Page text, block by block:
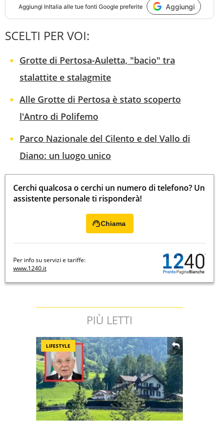
Aggiungi InItalia alle tue fonti Google preferite Aggiungi
SCELTI PER VOI:
Grotte di Pertosa-Auletta, "bacio" tra
stalattite e stalagmite
Alle Grotte di Pertosa è stato scoperto
l'Antro di Polifemo
Parco Nazionale del Cilento e del Vallo di
Diano: un luogo unico
Cerchi qualcosa o cerchi un numero di telefono? Un
assistente personale ti risponderà!
Chiama
Per info su servizi e tariffe:
www.1240.it
PIÙ LETTI
LIFESTYLE